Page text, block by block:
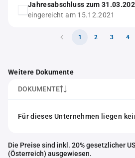
Jahresabschluss zum
eingereicht am 15.12.2021
1 2 3 4
Weitere Dokumente
DOKUMENTE
Für dieses Unternehmen liegen
Die Preise sind inkl. 20% gesetzlicher
(Österreich) ausgewiesen.